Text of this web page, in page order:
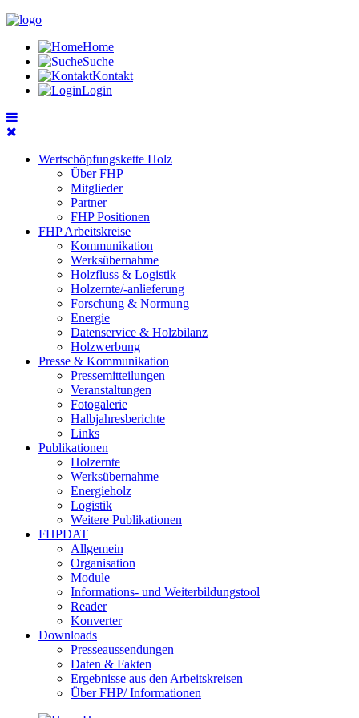
Home
Suche
Kontakt
Login
Wertschöpfungskette Holz
Über FHP
Mitglieder
Partner
FHP Positionen
FHP Arbeitskreise
Kommunikation
Werksübernahme
Holzfluss & Logistik
Holzernte/-anlieferung
Forschung & Normung
Energie
Datenservice & Holzbilanz
Holzwerbung
Presse & Kommunikation
Pressemitteilungen
Veranstaltungen
Fotogalerie
Halbjahresberichte
Links
Publikationen
Holzernte
Werksübernahme
Energieholz
Logistik
Weitere Publikationen
FHPDAT
Allgemein
Organisation
Module
Informations- und Weiterbildungstool
Reader
Konverter
Downloads
Presseaussendungen
Daten & Fakten
Ergebnisse aus den Arbeitskreisen
Über FHP/ Informationen